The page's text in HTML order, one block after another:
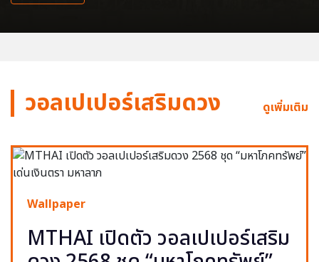
วอลเปเปอร์เสริมดวง ดูเพิ่มเติม
Wallpaper
MTHAI เปิดตัว วอลเปเปอร์เสริม